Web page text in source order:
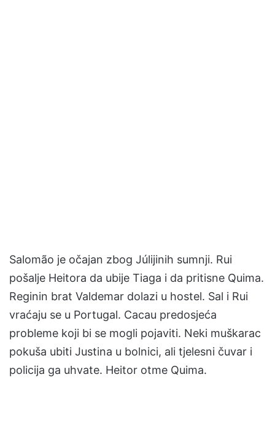
Salomão je očajan zbog Júlijinih sumnji. Rui
pošalje Heitora da ubije Tiaga i da pritisne Quima.
Reginin brat Valdemar dolazi u hostel. Sal i Rui
vraćaju se u Portugal. Cacau predosjeća
probleme koji bi se mogli pojaviti. Neki muškarac
pokuša ubiti Justina u bolnici, ali tjelesni čuvar i
policija ga uhvate. Heitor otme Quima.